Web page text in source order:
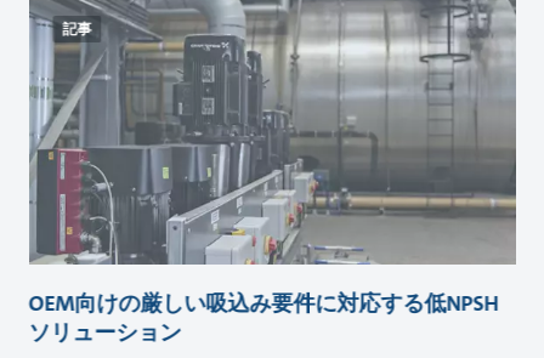
記事
OEM向けの厳しい吸込み要件に対応する低NPSH
ソリューション